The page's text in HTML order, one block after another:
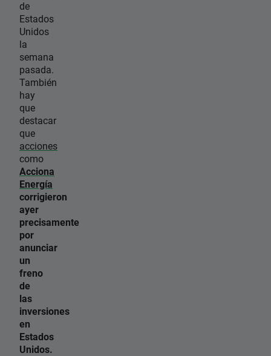
de
Estados
Unidos
la
semana
pasada.
También
hay
que
destacar
que
acciones
como
Acciona
Energía
corrigieron
ayer
precisamente
por
anunciar
un
freno
de
las
inversiones
en
Estados
Unidos.